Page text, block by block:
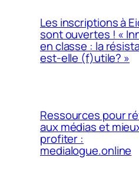
Les inscriptions à
sont ouvertes ! «
en classe : la
est-elle (f)utile? »
Ressources pour
aux médias et
profiter :
medialogue.online